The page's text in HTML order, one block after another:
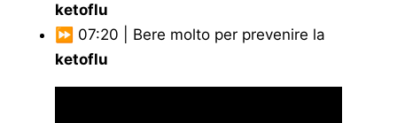
ketoflu
⏩ 07:20 | Bere molto per prevenire la
ketoflu